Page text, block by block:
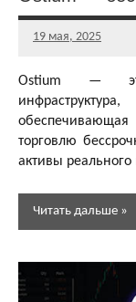
19 мая, 2025
Aleksandr
Ostium — это
торговлю
активы
Читать дальше
биржи (DEX)